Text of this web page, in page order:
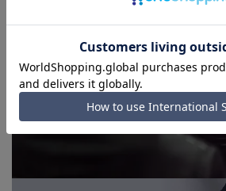
はお急ぎ発送サービスを選択できない場